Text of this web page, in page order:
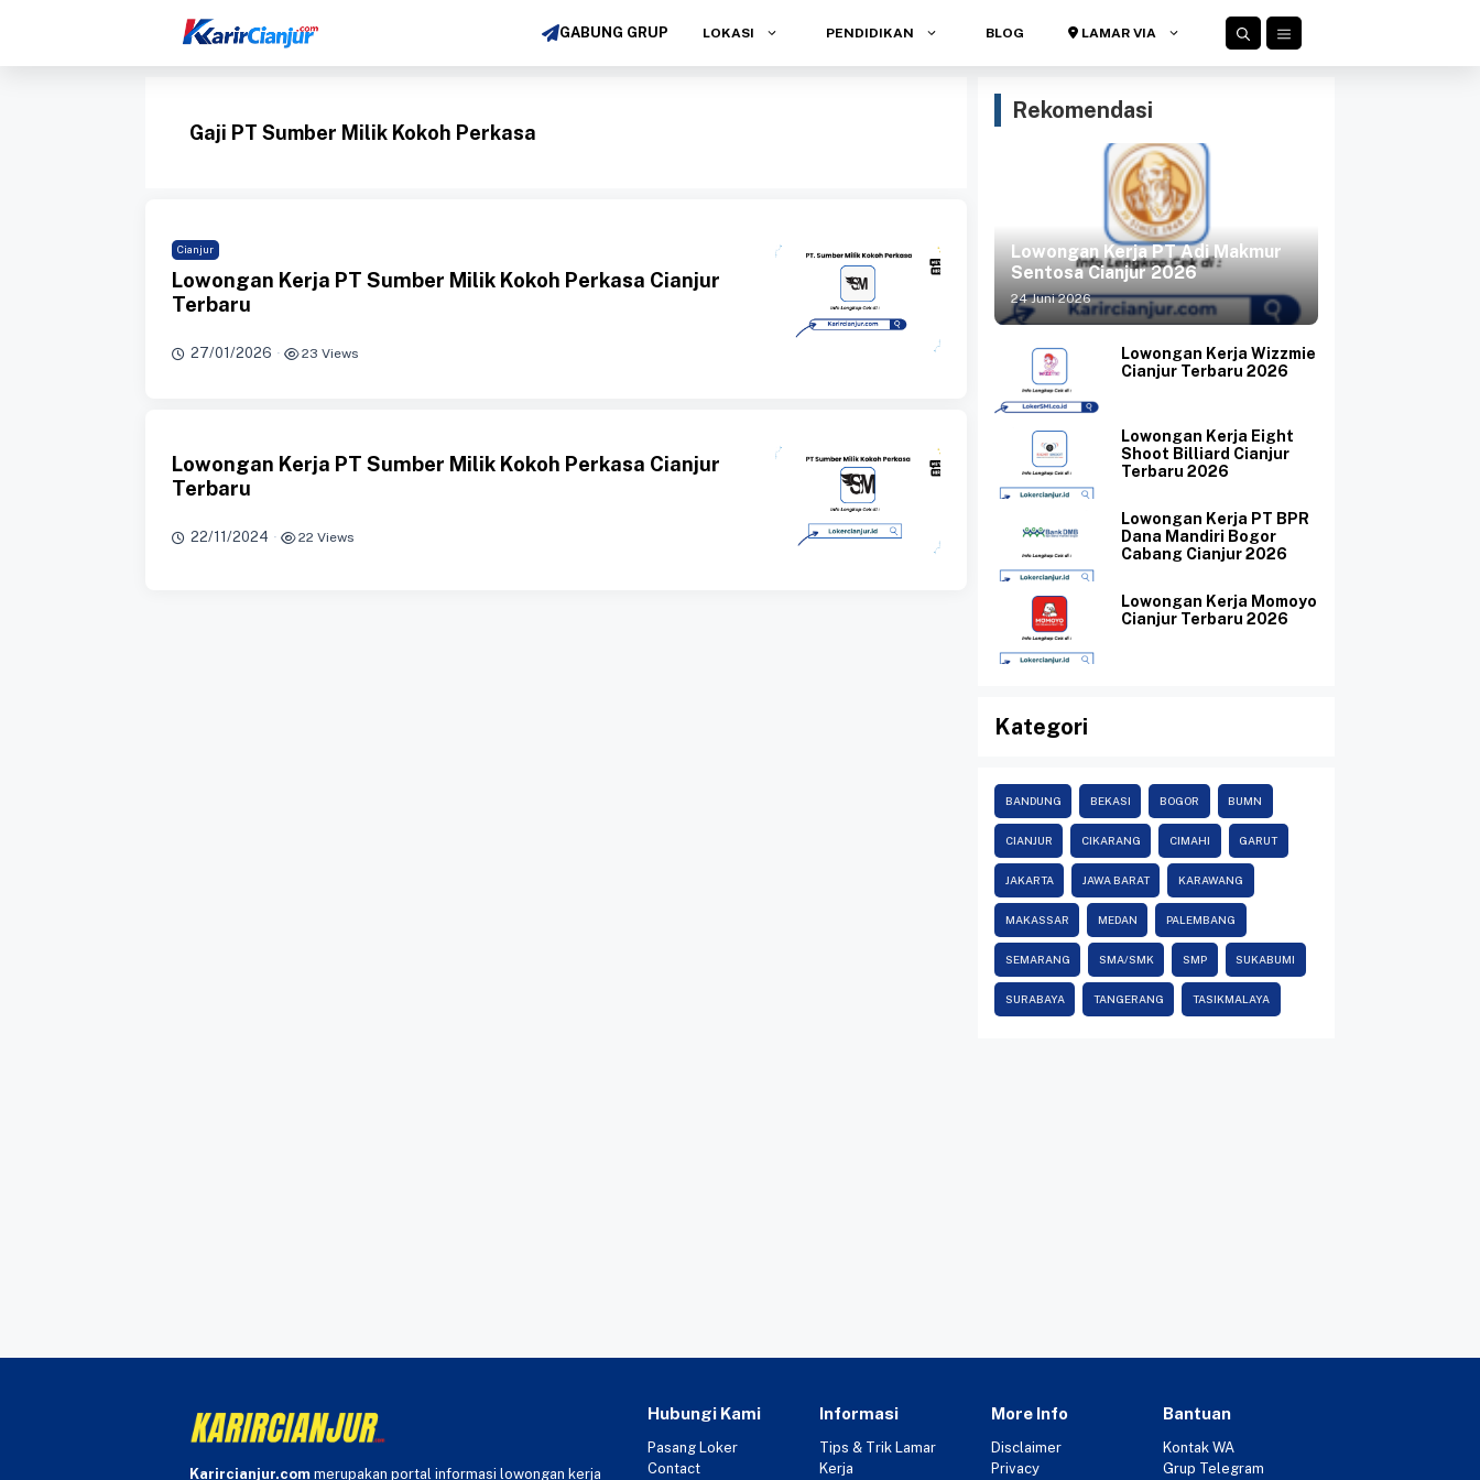
isi
GABUNG GRUP LOKASI PENDIDIKAN BLOG LAMAR VIA
Gaji PT Sumber Milik Kokoh Perkasa
Cianjur
Lowongan Kerja PT Sumber Milik Kokoh Perkasa Cianjur
Terbaru
27/01/2026 · 23 Views
Lowongan Kerja PT Sumber Milik Kokoh Perkasa Cianjur
Terbaru
22/11/2024 · 22 Views
Rekomendasi
Lowongan Kerja PT Adi Makmur
Sentosa Cianjur 2026
24 Juni 2026
Lowongan Kerja Wizzmie
Cianjur Terbaru 2026
Lowongan Kerja Eight
Shoot Billiard Cianjur
Terbaru 2026
Lowongan Kerja PT BPR
Dana Mandiri Bogor
Cabang Cianjur 2026
Lowongan Kerja Momoyo
Cianjur Terbaru 2026
Kategori
BANDUNG BEKASI BOGOR BUMN
CIANJUR CIKARANG CIMAHI GARUT
JAKARTA JAWA BARAT KARAWANG
MAKASSAR MEDAN PALEMBANG
SEMARANG SMA/SMK SMP SUKABUMI
SURABAYA TANGERANG TASIKMALAYA
Karircianjur.com merupakan portal informasi lowongan kerja
Hubungi Kami
Pasang Loker
Contact
Informasi
Tips & Trik Lamar
Kerja
More Info
Disclaimer
Privacy
Bantuan
Kontak WA
Grup Telegram